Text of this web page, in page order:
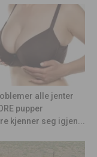
alle jenter
pupper
kjenner seg igjen...